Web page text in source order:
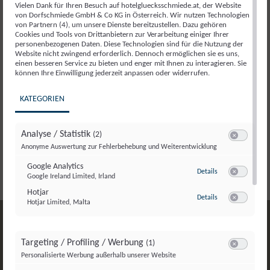
Aktes zwischen gefühlvoller Gastgeberin und Vollblut-
Mama von zwei Wölflingen, die ebenso behütet durch
den Tag begleitet werden, wie die Gäste des Hauses.
Und die zwei Wölflinge, die Schwung ins Leben der
ganzen Familie bringen.
So untypisch das Leben der Wolfs verläuft, so
untypisch geben sie mit Herz, mit Verstand und mit
zum Besten, die Außergewöhnliches erleben
Genuss auf höchster Stufe –
komplett leger und unkompliziert.
Vielen Dank für Ihren Besuch auf hotelgluecksschmiede.at, der Website
von Dorfschmiede GmbH & Co KG in Österreich. Wir nutzen Technologien
von Partnern (4), um unsere Dienste bereitzustellen. Dazu gehören
Cookies und Tools von Drittanbietern zur Verarbeitung einiger Ihrer
personenbezogenen Daten. Diese Technologien sind für die Nutzung der
Website nicht zwingend erforderlich. Dennoch ermöglichen sie es uns,
einen besseren Service zu bieten und enger mit Ihnen zu interagieren. Sie
können Ihre Einwilligung jederzeit anpassen oder widerrufen.
KATEGORIEN
Analyse / Statistik (2)
Anonyme Auswertung zur Fehlerbehebung und Weiterentwicklung
Google Analytics
Google Ireland Limited, Irland
Details zu Google
Hotjar
Hotjar Limited, Malta
Details zu Hotjar
Targeting / Profiling / Werbung (1)
Personalisierte Werbung außerhalb unserer Website